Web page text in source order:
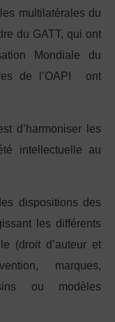
multilatérales du
du GATT, qui ont
Mondiale du
de l’OAPI ont
d’harmoniser les
intellectuelle au
dispositions des
les différents
(droit d’auteur et
marques,
ou modèles